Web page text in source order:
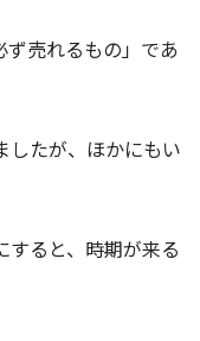
ず売れるもの」であ
したが、ほかにもい
すると、時期が来る